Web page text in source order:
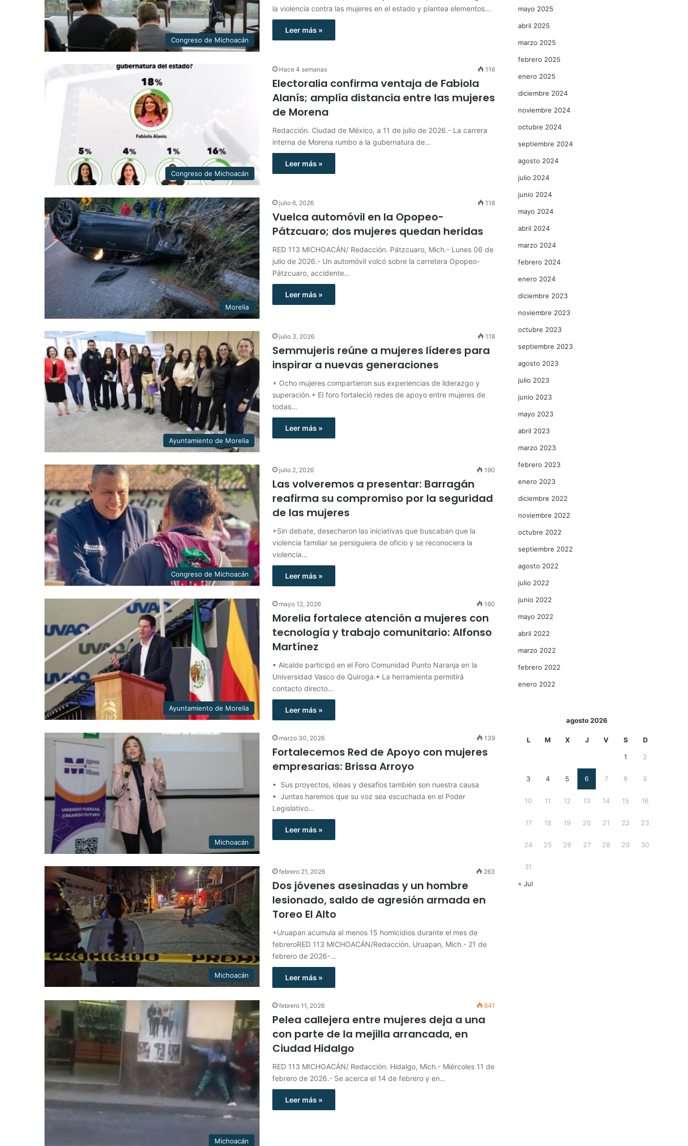
Congreso de Michoacán
la violencia contra las mujeres en el estado y plantea elementos…
Leer más »
Congreso de Michoacán
Hace 4 semanas 116
Electoralia confirma ventaja de Fabiola
Alanís; amplía distancia entre las mujeres
de Morena
Redacción. Ciudad de México, a 11 de julio de 2026.- La carrera
interna de Morena rumbo a la gubernatura de…
Leer más »
Morelia
julio 6, 2026 118
Vuelca automóvil en la Opopeo-
Pátzcuaro; dos mujeres quedan heridas
RED 113 MICHOACÁN/ Redacción. Pátzcuaro, Mich.- Lunes 06 de
julio de 2026.- Un automóvil volcó sobre la carretera Opopeo-
Pátzcuaro, accidente…
Leer más »
Ayuntamiento de Morelia
julio 3, 2026 118
Semmujeris reúne a mujeres líderes para
inspirar a nuevas generaciones
+ Ocho mujeres compartieron sus experiencias de liderazgo y
superación.+ El foro fortaleció redes de apoyo entre mujeres de
todas…
Leer más »
Congreso de Michoacán
julio 2, 2026 190
Las volveremos a presentar: Barragán
reafirma su compromiso por la seguridad
de las mujeres
+Sin debate, desecharon las iniciativas que buscaban que la
violencia familiar se persiguiera de oficio y se reconociera la
violencia…
Leer más »
Ayuntamiento de Morelia
mayo 12, 2026 160
Morelia fortalece atención a mujeres con
tecnología y trabajo comunitario: Alfonso
Martínez
• Alcalde participó en el Foro Comunidad Punto Naranja en la
Universidad Vasco de Quiroga.• La herramienta permitirá
contacto directo…
Leer más »
Michoacán
marzo 30, 2026 139
Fortalecemos Red de Apoyo con mujeres
empresarias: Brissa Arroyo
• Sus proyectos, ideas y desafíos también son nuestra causa
• Juntas haremos que su voz sea escuchada en el Poder
Legislativo…
Leer más »
Michoacán
febrero 21, 2026 263
Dos jóvenes asesinadas y un hombre
lesionado, saldo de agresión armada en
Toreo El Alto
+Uruapan acumula al menos 15 homicidios durante el mes de
febreroRED 113 MICHOACÁN/Redacción. Uruapan, Mich.- 21 de
febrero de 2026-…
Leer más »
Michoacán
febrero 11, 2026 641
Pelea callejera entre mujeres deja a una
con parte de la mejilla arrancada, en
Ciudad Hidalgo
RED 113 MICHOACÁN/ Redacción. Hidalgo, Mich.- Miércoles 11 de
febrero de 2026.- Se acerca el 14 de febrero y en…
Leer más »
mayo 2025
abril 2025
marzo 2025
febrero 2025
enero 2025
diciembre 2024
noviembre 2024
octubre 2024
septiembre 2024
agosto 2024
julio 2024
junio 2024
mayo 2024
abril 2024
marzo 2024
febrero 2024
enero 2024
diciembre 2023
noviembre 2023
octubre 2023
septiembre 2023
agosto 2023
julio 2023
junio 2023
mayo 2023
abril 2023
marzo 2023
febrero 2023
enero 2023
diciembre 2022
noviembre 2022
octubre 2022
septiembre 2022
agosto 2022
julio 2022
junio 2022
mayo 2022
abril 2022
marzo 2022
febrero 2022
enero 2022
agosto 2026
L M X J V S D
1 2
3 4 5 6 7 8 9
10 11 12 13 14 15 16
17 18 19 20 21 22 23
24 25 26 27 28 29 30
31
« Jul